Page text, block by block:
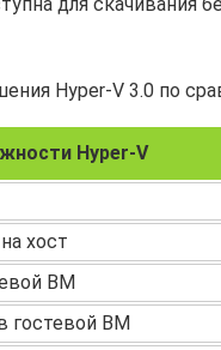
Hyper-V 3.0 по
Hyper-V
хост
ВМ
гостевой ВМ